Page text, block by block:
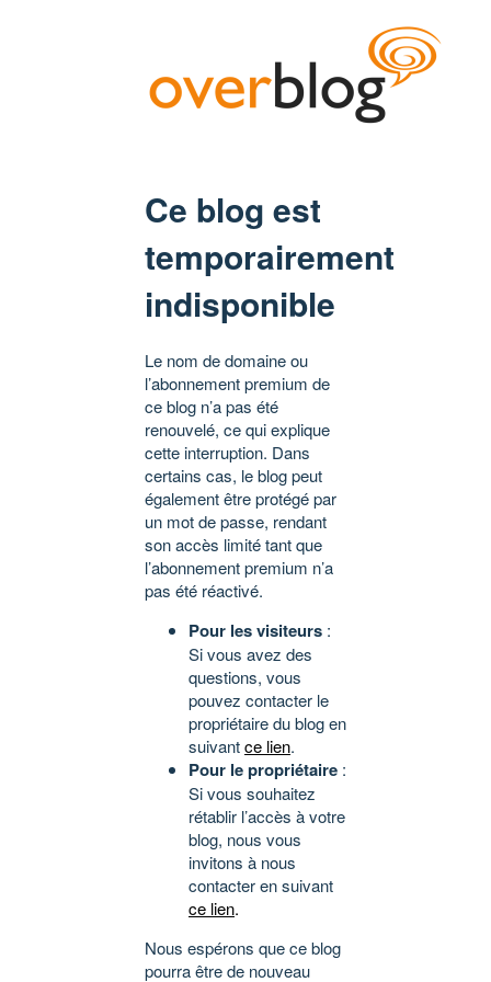
Ce blog est
temporairement
indisponible
Le nom de domaine ou
l’abonnement premium de
ce blog n’a pas été
renouvelé, ce qui explique
cette interruption. Dans
certains cas, le blog peut
également être protégé par
un mot de passe, rendant
son accès limité tant que
l’abonnement premium n’a
pas été réactivé.
Pour les visiteurs :
Si vous avez des
questions, vous
pouvez contacter le
propriétaire du blog en
suivantce lien.
Pour le propriétaire :
Si vous souhaitez
rétablir l’accès à votre
blog, nous vous
invitons à nous
contacter en suivant
ce lien.
Nous espérons que ce blog
pourra être de nouveau